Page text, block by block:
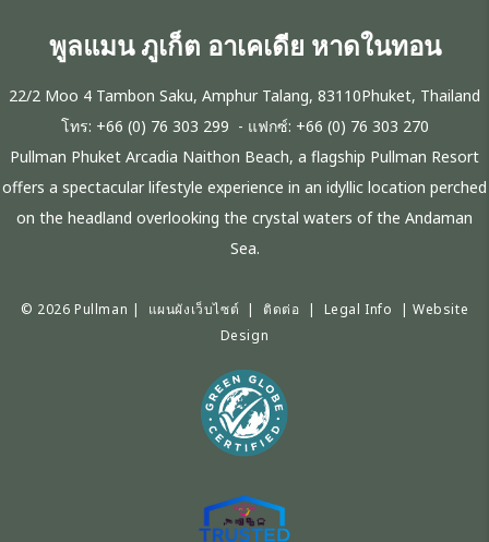
พูลแมน ภูเก็ต อาเคเดีย หาดในทอน
22/2 Moo 4 Tambon Saku, Amphur Talang, 83110Phuket, Thailand
โทร: +66 (0) 76 303 299 - แฟกซ์: +66 (0) 76 303 270
Pullman Phuket Arcadia Naithon Beach, a flagship Pullman Resort
offers a spectacular lifestyle experience in an idyllic location perched
on the headland overlooking the crystal waters of the Andaman
Sea.
© 2026 Pullman | แผนผังเว็บไซต์ | ติดต่อ | Legal Info |Website
Design